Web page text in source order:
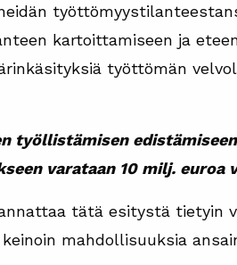
kartoittamiseen ja
työttömän
työllistämisen
varataan 10 milj. euroa
tätä esitystä tietyin
mahdollisuuksia